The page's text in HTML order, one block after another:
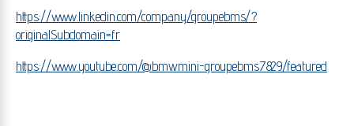
https://www.linkedin.com/company/groupebms/?
originalSubdomain=fr
https://www.youtube.com/@bmwmini-groupebms7829/featured